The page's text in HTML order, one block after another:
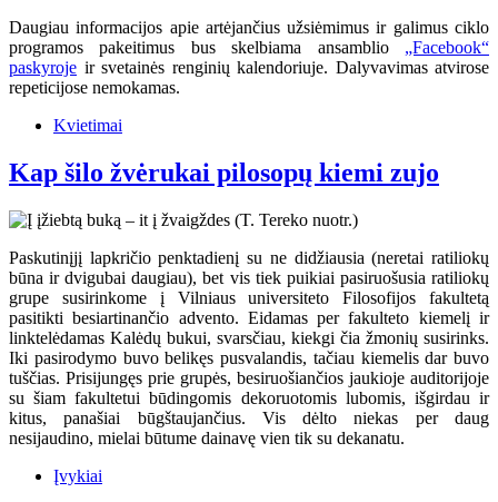
Daugiau informacijos apie artėjančius užsiėmimus ir galimus ciklo
programos pakeitimus bus skelbiama ansamblio „Facebook“
paskyroje ir svetainės renginių kalendoriuje. Dalyvavimas atvirose
repeticijose nemokamas.
Kvietimai
Kap šilo žvėrukai pilosopų kiemi zujo
Paskutinįjį lapkričio penktadienį su ne didžiausia (neretai ratiliokų
būna ir dvigubai daugiau), bet vis tiek puikiai pasiruošusia ratiliokų
grupe susirinkome į Vilniaus universiteto Filosofijos fakultetą
pasitikti besiartinančio advento. Eidamas per fakulteto kiemelį ir
linktelėdamas Kalėdų bukui, svarsčiau, kiekgi čia žmonių susirinks.
Iki pasirodymo buvo belikęs pusvalandis, tačiau kiemelis dar buvo
tuščias. Prisijungęs prie grupės, besiruošiančios jaukioje auditorijoje
su šiam fakultetui būdingomis dekoruotomis lubomis, išgirdau ir
kitus, panašiai būgštaujančius. Vis dėlto niekas per daug
nesijaudino, mielai būtume dainavę vien tik su dekanatu.
Įvykiai